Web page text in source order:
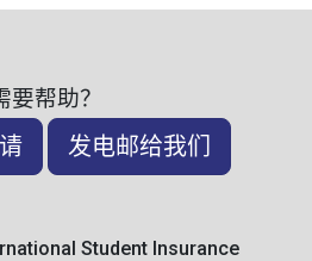
要帮助？
发电邮给我们
Student Insurance